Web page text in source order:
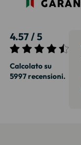
4.57 / 5
Calcolato su
5997 recensioni.
27/07/2026